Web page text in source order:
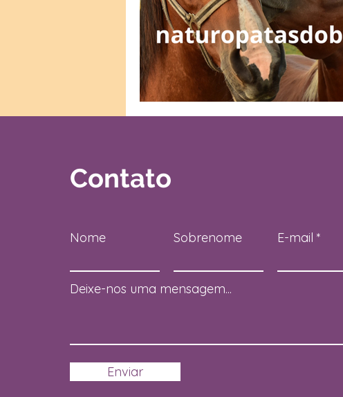
Contato
Nome Sobrenome E-mail
Deixe-nos uma mensagem...
Enviar